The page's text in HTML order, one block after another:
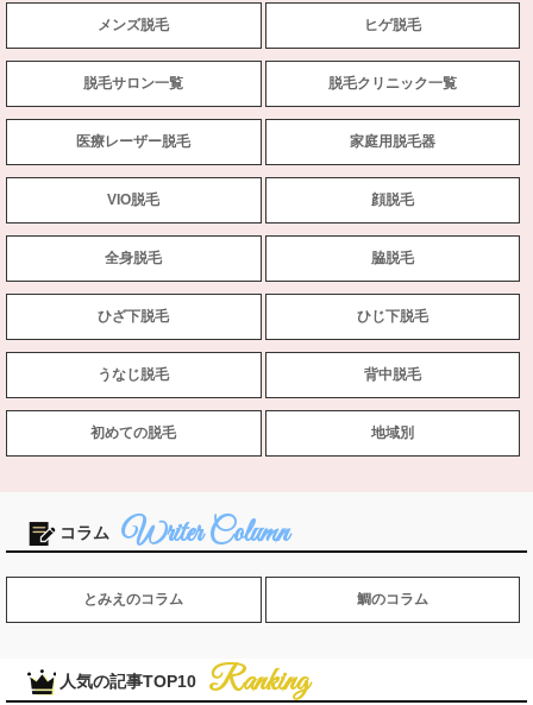
メンズ脱毛 ヒゲ脱毛
脱毛サロン一覧 脱毛クリニック一覧
医療レーザー脱毛 家庭用脱毛器
VIO脱毛 顔脱毛
全身脱毛 脇脱毛
ひざ下脱毛 ひじ下脱毛
うなじ脱毛 背中脱毛
初めての脱毛 地域別
コラム
とみえのコラム 鯛のコラム
人気の記事TOP10